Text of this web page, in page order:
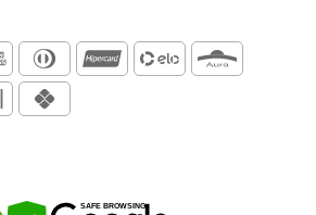
SAFE BROWSING